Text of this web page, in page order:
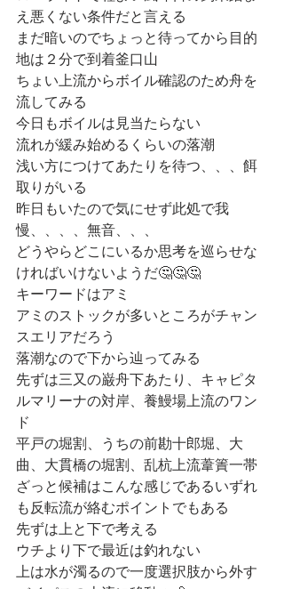
え悪くない条件だと言える
まだ暗いのでちょっと待ってから目的
地は２分で到着釜口山
ちょい上流からボイル確認のため舟を
流してみる
今日もボイルは見当たらない
流れが緩み始めるくらいの落潮
浅い方につけてあたりを待つ、、、餌
取りがいる
昨日もいたので気にせず此処で我
慢、、、、無音、、、
どうやらどこにいるか思考を巡らせな
ければいけないようだ🤔🤔🤔
キーワードはアミ
アミのストックが多いところがチャン
スエリアだろう
落潮なので下から辿ってみる
先ずは三又の巌舟下あたり、キャピタ
ルマリーナの対岸、養鰻場上流のワン
ド
平戸の堀割、うちの前勘十郎堀、大
曲、大貫橋の堀割、乱杭上流葦簀一帯
ざっと候補はこんな感じであるいずれ
も反転流が絡むポイントでもある
先ずは上と下で考える
ウチより下で最近は釣れない
上は水が濁るので一度選択肢から外す